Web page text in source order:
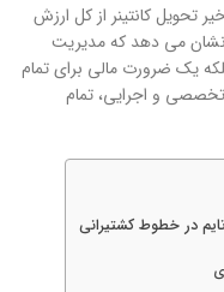
تحویل کانتینر از کل ارزش
می دهد که مدیریت
یک ضرورت مالی برای تمام
تخصصی و اجرایی، تمام
در خطوط کشتیرانی